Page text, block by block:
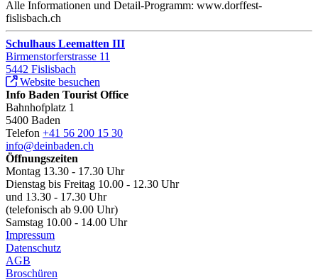
Alle Informationen und Detail-Programm: www.dorffest-
fislisbach.ch
Schulhaus Leematten III
Birmenstorferstrasse 11
5442 Fislisbach
Website besuchen
Info Baden Tourist Office
Bahnhofplatz 1
5400 Baden
Telefon +41 56 200 15 30
info@deinbaden.ch
Öffnungszeiten
Montag 13.30 - 17.30 Uhr
Dienstag bis Freitag 10.00 - 12.30 Uhr
und 13.30 - 17.30 Uhr
(telefonisch ab 9.00 Uhr)
Samstag 10.00 - 14.00 Uhr
Impressum
Datenschutz
AGB
Broschüren